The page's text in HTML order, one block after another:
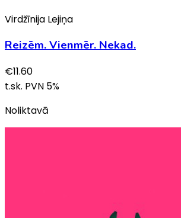
Virdžīnija Lejiņa
Reizēm. Vienmēr. Nekad.
€11.60
t.sk. PVN 5%
Noliktavā